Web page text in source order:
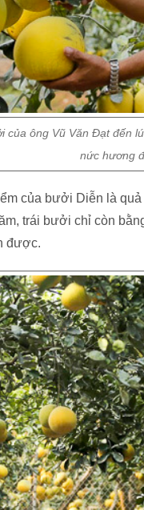
của ông Vũ Văn Đạt đến
nức hương
của bưởi Diễn là
trái bưởi chỉ còn
được.